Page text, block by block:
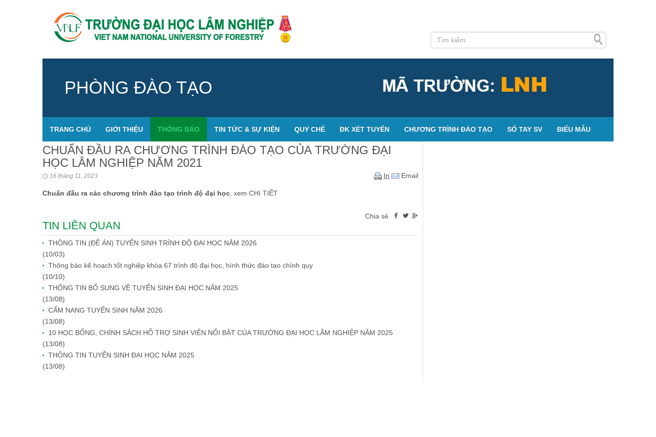
PHÒNG ĐÀO TẠO
TRANG CHỦ GIỚI THIỆU THÔNG BÁO TIN TỨC & SỰ KIỆN QUY CHẾ ĐK XÉT TUYỂN CHƯƠNG TRÌNH ĐÀO TẠO SỔ TAY SV BIỂU MẪU
CHUẨN ĐẦU RA CHƯƠNG TRÌNH ĐÀO TẠO CỦA TRƯỜNG ĐẠI
HỌC LÂM NGHIỆP NĂM 2021
16 tháng 11, 2023 In Email
Chuẩn đầu ra các chương trình đào tạo trình độ đại học , xem CHI TIẾT
Chia sẻ
TIN LIÊN QUAN
THÔNG TIN (ĐỀ ÁN) TUYỂN SINH TRÌNH ĐỘ ĐẠI HỌC NĂM 2026
(10/03)
Thông báo kế hoạch tốt nghiệp khóa 67 trình độ đại học, hình thức đào tạo chính quy
(10/10)
THÔNG TIN BỔ SUNG VỀ TUYỂN SINH ĐẠI HỌC NĂM 2025
(13/08)
CẨM NANG TUYỂN SINH NĂM 2026
(13/08)
10 HỌC BỔNG, CHÍNH SÁCH HỖ TRỢ SINH VIÊN NỔI BẬT CỦA TRƯỜNG ĐẠI HỌC LÂM NGHIỆP NĂM 2025
(13/08)
THÔNG TIN TUYỂN SINH ĐẠI HỌC NĂM 2025
(13/08)